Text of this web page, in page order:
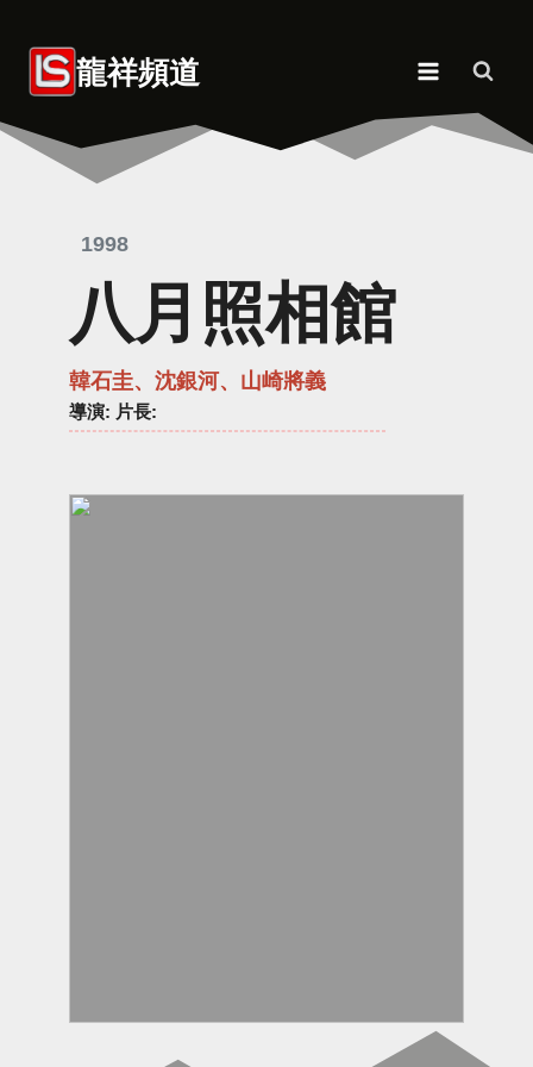
content 龍祥頻道
1998
八月照相館
韓石圭、沈銀河、山崎將義
導演: 片長: